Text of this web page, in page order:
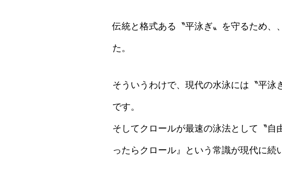
伝統と格式ある〝平泳ぎ〟を守るため
た。
そういうわけで、現代の水泳には〝平
です。
そしてクロールが最速の泳法として〝
ったらクロール』という常識が現代に続